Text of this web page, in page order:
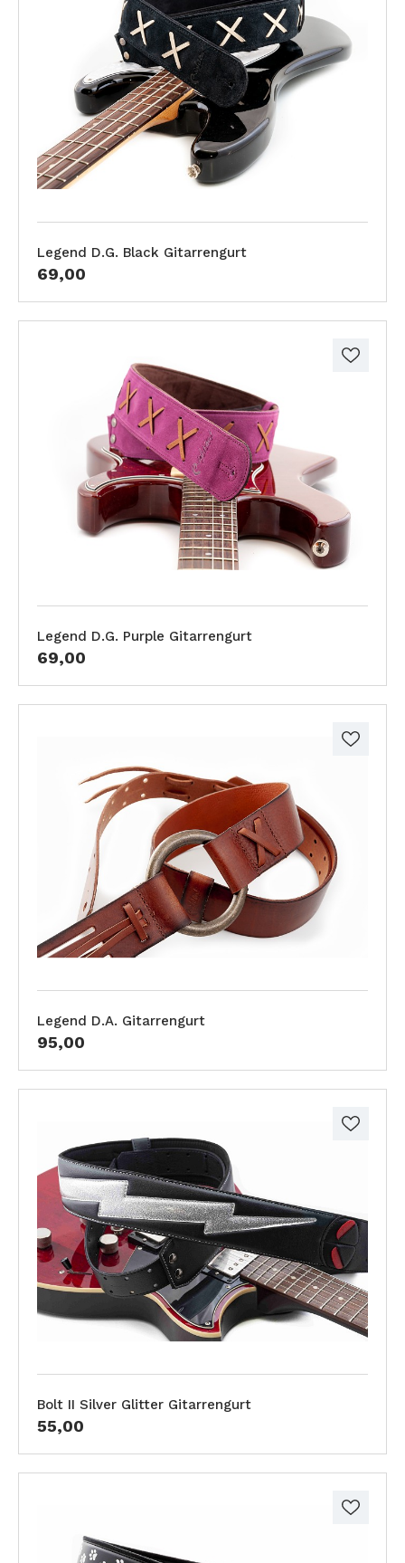
Legend D.G. Black Gitarrengurt
69,00
Legend D.G. Purple Gitarrengurt
69,00
Legend D.A. Gitarrengurt
95,00
Bolt II Silver Glitter Gitarrengurt
55,00